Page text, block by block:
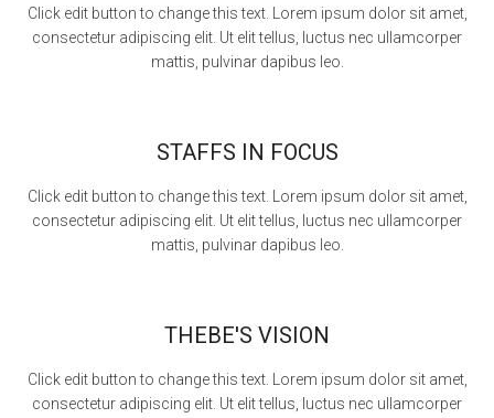
Click edit button to change this text. Lorem ipsum dolor sit amet,
consectetur adipiscing elit. Ut elit tellus, luctus nec ullamcorper
mattis, pulvinar dapibus leo.
STAFFS IN FOCUS
Click edit button to change this text. Lorem ipsum dolor sit amet,
consectetur adipiscing elit. Ut elit tellus, luctus nec ullamcorper
mattis, pulvinar dapibus leo.
THEBE'S VISION
Click edit button to change this text. Lorem ipsum dolor sit amet,
consectetur adipiscing elit. Ut elit tellus, luctus nec ullamcorper